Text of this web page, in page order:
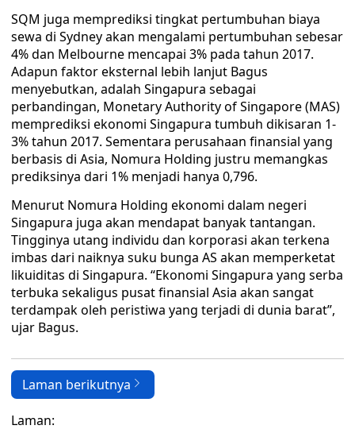
SQM juga memprediksi tingkat pertumbuhan biaya
sewa di Sydney akan mengalami pertumbuhan sebesar
4% dan Melbourne mencapai 3% pada tahun 2017.
Adapun faktor eksternal lebih lanjut Bagus
menyebutkan, adalah Singapura sebagai
perbandingan, Monetary Authority of Singapore (MAS)
memprediksi ekonomi Singapura tumbuh dikisaran 1-
3% tahun 2017. Sementara perusahaan finansial yang
berbasis di Asia, Nomura Holding justru memangkas
prediksinya dari 1% menjadi hanya 0,796.
Menurut Nomura Holding ekonomi dalam negeri
Singapura juga akan mendapat banyak tantangan.
Tingginya utang individu dan korporasi akan terkena
imbas dari naiknya suku bunga AS akan memperketat
likuiditas di Singapura. “Ekonomi Singapura yang serba
terbuka sekaligus pusat finansial Asia akan sangat
terdampak oleh peristiwa yang terjadi di dunia barat”,
ujar Bagus.
Laman berikutnya
Laman: